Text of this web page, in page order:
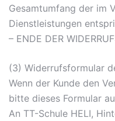
Gesamtumfang der im
Dienstleistungen
– ENDE DER
(3) Widerrufsformular
Wenn der Kunde den
bitte dieses Formular
An TT-Schule HELI,